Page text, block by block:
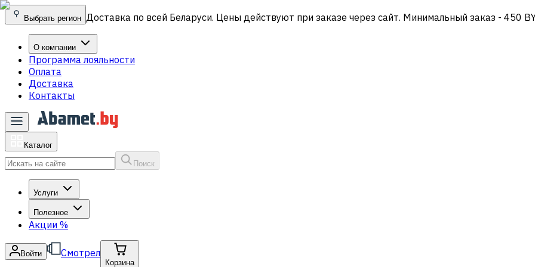
Выбрать регион Доставка по всей Беларуси. Цены действуют при заказе через сайт. Минимальный заказ - 450
О компании
Программа лояльности
Оплата
Доставка
Контакты
Каталог
Поиск
Услуги
Полезное
Акции %
Войти Смотрел
Корзина